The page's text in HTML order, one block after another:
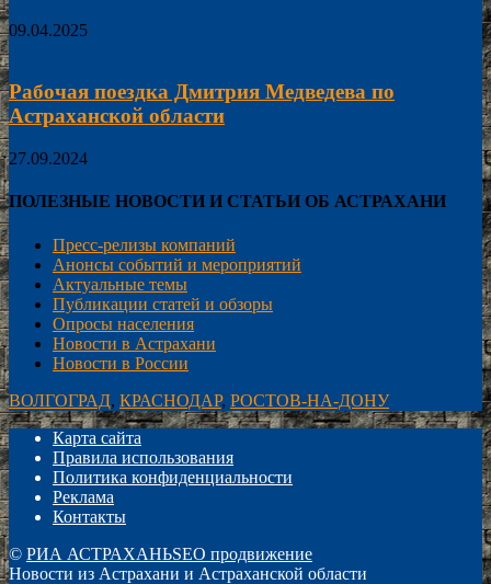
09.04.2025
Рабочая поездка Дмитрия Медведева по
Астраханской области
27.09.2024
ПОЛЕЗНЫЕ НОВОСТИ И СТАТЬИ ОБ АСТРАХАНИ
Пресс-релизы компаний
Анонсы событий и мероприятий
Актуальные темы
Публикации статей и обзоры
Опросы населения
Новости в Астрахани
Новости в России
ВОЛГОГРАД, КРАСНОДАР, РОСТОВ-НА-ДОНУ
Карта сайта
Правила использования
Политика конфиденциальности
Реклама
Контакты
© РИА АСТРАХАНЬSEO продвижение
Новости из Астрахани и Астраханской области